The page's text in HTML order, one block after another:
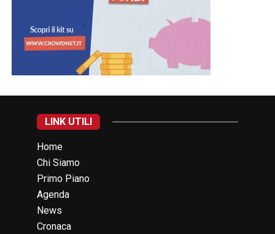
LINK UTILI
Home
Chi Siamo
Primo Piano
Agenda
News
Cronaca